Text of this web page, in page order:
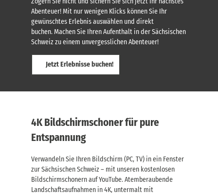
Abenteuer! Mit nur wenigen Klicks können Sie Ihr
gewünschtes Erlebnis auswählen und direkt
buchen. Machen Sie Ihren Aufenthalt in der Sächsischen
Schweiz zu einem unvergesslichen Abenteuer!
Jetzt Erlebnisse buchen!
4K Bildschirmschoner für pure
Entspannung
Verwandeln Sie Ihren Bildschirm (PC, TV) in ein Fenster
zur Sächsischen Schweiz – mit unseren kostenlosen
Bildschirmschonern auf YouTube. Atemberaubende
Landschaftsaufnahmen in 4K, untermalt mit